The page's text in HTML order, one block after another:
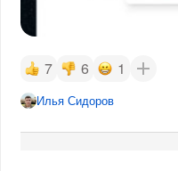
7 6 1
Илья Сидоров